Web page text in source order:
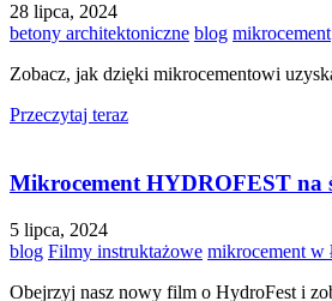
28 lipca, 2024
betony architektoniczne blog mikrocement
Zobacz, jak dzięki mikrocementowi
Przeczytaj teraz
Mikrocement HYDROFEST na
5 lipca, 2024
blog Filmy instruktażowe mikrocement w
Obejrzyj nasz nowy film o HydroFest i